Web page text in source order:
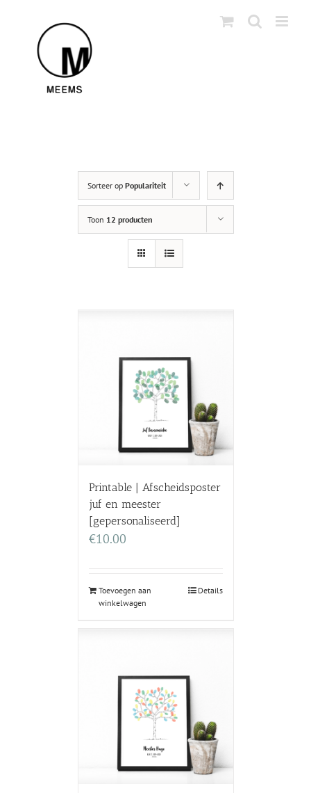
Sorteer op Populariteit
Toon 12 producten
Printable | Afscheidsposter
juf en meester
[gepersonaliseerd]
€10.00
Toevoegen aan
winkelwagen
Details